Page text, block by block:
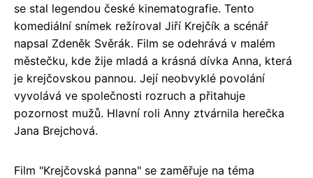
se stal legendou české kinematografie. Tento
komediální snímek režíroval Jiří Krejčík a scénář
napsal Zdeněk Svěrák. Film se odehrává v malém
městečku, kde žije mladá a krásná dívka Anna, která
je krejčovskou pannou. Její neobvyklé povolání
vyvolává ve společnosti rozruch a přitahuje
pozornost mužů. Hlavní roli Anny ztvárnila herečka
Jana Brejchová.
Film "Krejčovská panna" se zaměřuje na téma